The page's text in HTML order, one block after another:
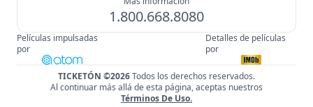
!
1.800.668.8080
Películas impulsadas
por
Detalles de películas
por
TICKETÓN ©2026Todos los derechos reservados.
Al continuar más allá de esta página, aceptas nuestros
Términos De Uso.